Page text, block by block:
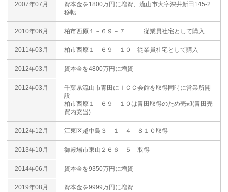
2007年07月
資本金を1800万円に増資、流山市大字深井新田145-2
移転
2010年06月 柏市西原１－６９－７ 従業員社宅として購入
2011年03月 柏市西原１－６９－１０ 従業員社宅として購入
2012年03月 資本金を4800万円に増資
2012年03月
千葉県流山市青田にＩＣＣ会館を取得同時に営業所開
設
柏市西原１－６９－１０は青田取得のため売却(青田売
買内充当)
2012年12月 江東区越中島３－１－４－８１０取得
2013年10月 御殿場市東山２６６－５ 取得
2014年06月 資本金を9350万円に増資
2019年08月 資本金を9999万円に増資